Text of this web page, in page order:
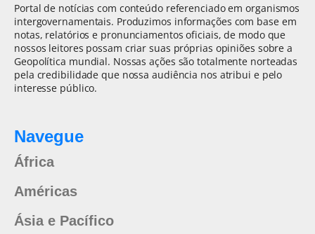
Portal de notícias com conteúdo referenciado em organismos
intergovernamentais. Produzimos informações com base em
notas, relatórios e pronunciamentos oficiais, de modo que
nossos leitores possam criar suas próprias opiniões sobre a
Geopolítica mundial. Nossas ações são totalmente norteadas
pela credibilidade que nossa audiência nos atribui e pelo
interesse público.
Navegue
África
Américas
Ásia e Pacífico